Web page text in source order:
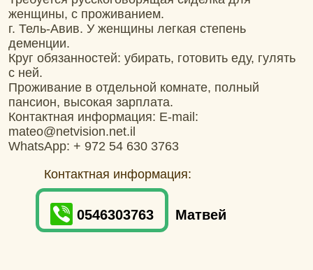
женщины, с проживанием.
г. Тель-Авив. У женщины легкая степень
деменции.
Круг обязанностей: убирать, готовить еду, гулять
с ней.
Проживание в отдельной комнате, полный
пансион, высокая зарплата.
Контактная информация: E-mail:
mateo@netvision.net.il
WhatsApp: + 972 54 630 3763
Контактная информация:
0546303763 Матвей